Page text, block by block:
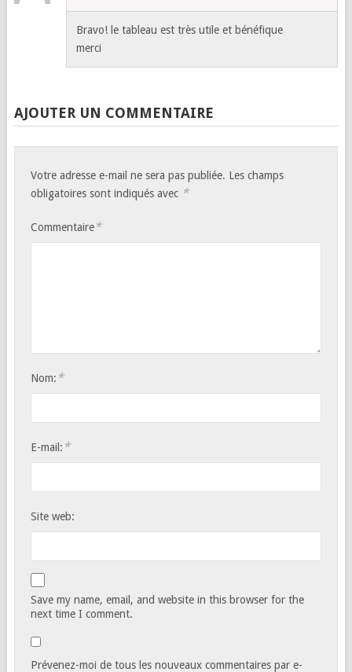
Bravo! le tableau est très utile et bénéfique
merci
AJOUTER UN COMMENTAIRE
Votre adresse e-mail ne sera pas publiée. Les champs
obligatoires sont indiqués avec *
Commentaire*
Nom: *
E-mail: *
Site web:
Save my name, email, and website in this browser for the
next time I comment.
Prévenez-moi de tous les nouveaux commentaires par e-